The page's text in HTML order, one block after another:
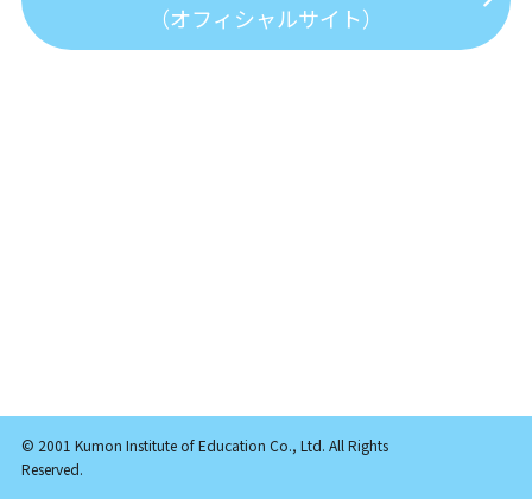
（オフィシャルサイト）
© 2001 Kumon Institute of Education Co., Ltd. All Rights
Reserved.